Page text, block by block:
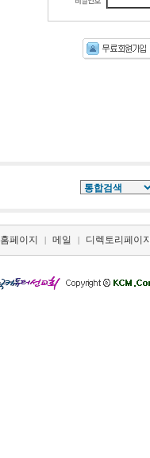
홈페이지 | 메일 | 디렉토리페이지